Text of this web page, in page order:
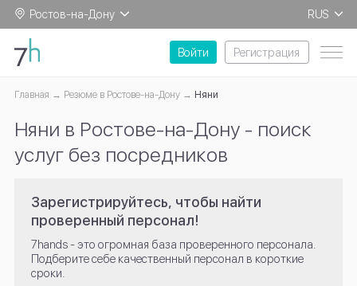
Ростов-на-Дону
RUS
EN
Войти
Регистрация
Главная Резюме в Ростове-на-Дону Няни
Няни в Ростове-на-Дону - поиск
услуг без посредников
Зарегистрируйтесь, чтобы найти
проверенный персонал!
7hands - это огромная база проверенного персонала.
Подберите себе качественный персонал в короткие
сроки.